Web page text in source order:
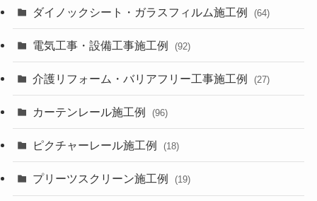
ダイノックシート・ガラスフィルム施工例 (64)
電気工事・設備工事施工例 (92)
介護リフォーム・バリアフリー工事施工例 (27)
カーテンレール施工例 (96)
ピクチャーレール施工例 (18)
プリーツスクリーン施工例 (19)